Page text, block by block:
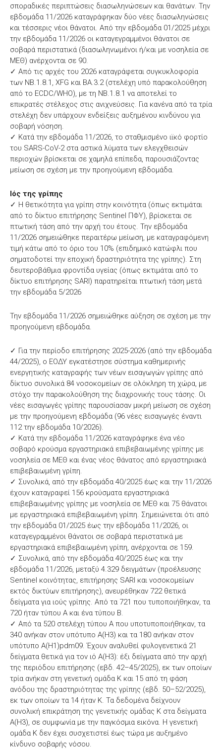
σποραδικές περιπτώσεις διασωληνώσεων και θανάτων. Την
εβδομάδα 11/2026 καταγράφηκαν δύο νέες διασωληνώσεις
και τέσσερις νέοι θάνατοι. Από την εβδομάδα 01/2025 μέχρι
την εβδομάδα 11/2026 οι καταγεγραμμένοι θάνατοι σε
σοβαρά περιστατικά (διασωληνωμένοι ή/και με νοσηλεία σε
ΜΕΘ) ανέρχονται σε 90.
✓ Από τις αρχές του 2026 καταγράφεται συγκυκλοφορία
των NB.1.8.1, XFG και ΒΑ.3.2 (στελέχη υπό παρακολούθηση
από το ECDC/WHO), με τη ΝΒ.1.8.1 να αποτελεί το
επικρατές στέλεχος στις ανιχνεύσεις. Για κανένα από τα τρία
στελέχη δεν υπάρχουν ενδείξεις αυξημένου κινδύνου για
σοβαρή νόσηση.
✓ Κατά την εβδομάδα 11/2026, το σταθμισμένο ιϊκό φορτίο
του SARS-CoV-2 στα αστικά λύματα των ελεγχθεισών
περιοχών βρίσκεται σε χαμηλά επίπεδα, παρουσιάζοντας
μείωση σε σχέση με την προηγούμενη εβδομάδα.
Ιός της γρίπης
✓ Η θετικότητα για γρίπη στην κοινότητα (όπως εκτιμάται
από το δίκτυο επιτήρησης Sentinel ΠΦΥ), βρίσκεται σε
πτωτική τάση από την αρχή του έτους. Την εβδομάδα
11/2026 σημειώθηκε περαιτέρω μείωση, με καταγραφόμενη
τιμή κάτω από το όριο του 10% (επιδημικό κατώφλι που
σηματοδοτεί την εποχική δραστηριότητα της γρίπης). Στη
δευτεροβάθμια φροντίδα υγείας (όπως εκτιμάται από το
δίκτυο επιτήρησης SARI) παρατηρείται πτωτική τάση μετά
την εβδομάδα 5/2026
Την εβδομάδα 11/2026 σημειώθηκε αύξηση σε σχέση με την
προηγούμενη εβδομάδα.
✓ Για την περίοδο επιτήρησης 2025-2026 (από την εβδομάδα
44/2025), ο ΕΟΔΥ εγκατέστησε σύστημα καθημερινής
ενεργητικής καταγραφής των νέων εισαγωγών γρίπης από
δίκτυο συνολικά 84 νοσοκομείων σε ολόκληρη τη χώρα, με
στόχο την παρακολούθηση της διαχρονικής τους τάσης. Οι
νέες εισαγωγές γρίπης παρουσίασαν μικρή μείωση σε σχέση
με την προηγούμενη εβδομάδα (96 νέες εισαγωγές έναντι
112 την εβδομάδα 10/2026).
✓ Κατά την εβδομάδα 11/2026 καταγράφηκε ένα νέο
σοβαρό κρούσμα εργαστηριακά επιβεβαιωμένης γρίπης με
νοσηλεία σε ΜΕΘ και ένας νέος θάνατος από εργαστηριακά
επιβεβαιωμένη γρίπη.
✓ Συνολικά, από την εβδομάδα 40/2025 έως και την 11/2026
έχουν καταγραφεί 156 κρούσματα εργαστηριακά
επιβεβαιωμένης γρίπης με νοσηλεία σε ΜΕΘ και 75 θάνατοι
με εργαστηριακά επιβεβαιωμένη γρίπη. Σημειώνεται ότι από
την εβδομάδα 01/2025 έως την εβδομάδα 11/2026, οι
καταγεγραμμένοι θάνατοι σε σοβαρά περιστατικά με
εργαστηριακά επιβεβαιωμένη γρίπη, ανέρχονται σε 159.
✓ Συνολικά, από την εβδομάδα 40/2025 έως και την
εβδομάδα 11/2026, μεταξύ 4.329 δειγμάτων (προέλευσης
Sentinel κοινότητας, επιτήρησης SARI και νοσοκομείων
εκτός δικτύων επιτήρησης), ανευρέθηκαν 722 θετικά
δείγματα για ιούς γρίπης. Από τα 721 που τυποποιήθηκαν, τα
720 ήταν τύπου Α και ένα τύπου Β.
✓ Από τα 520 στελέχη τύπου Α που υποτυποποιήθηκαν, τα
340 ανήκαν στον υπότυπο Α(Η3) και τα 180 ανήκαν στον
υπότυπο Α(Η1)pdm09. Έχουν αναλυθεί φυλογενετικά 21
δείγματα θετικά για τον ιό Α(Η3): έξι δείγματα από την αρχή
της περιόδου επιτήρησης (εβδ. 42–45/2025), εκ των οποίων
τρία ανήκαν στη γενετική ομάδα Κ και 15 από τη φάση
ανόδου της δραστηριότητας της γρίπης (εβδ. 50–52/2025),
εκ των οποίων τα 14 ήταν Κ. Τα δεδομένα δείχνουν
συνολική επικράτηση της γενετικής ομάδας Κ στα δείγματα
Α(Η3), σε συμφωνία με την παγκόσμια εικόνα. Η γενετική
ομάδα Κ δεν έχει συσχετιστεί έως τώρα με αυξημένο
κίνδυνο σοβαρής νόσου.